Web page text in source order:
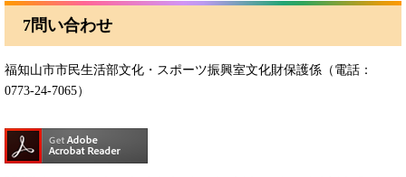
7問い合わせ
福知山市市民生活部文化・スポーツ振興室文化財保護係（電話：
0773-24-7065）